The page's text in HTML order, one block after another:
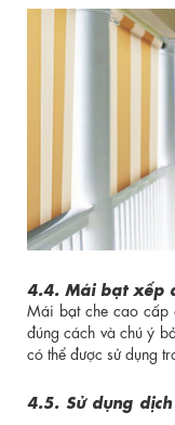
4.4. Mái bạt xếp
Mái bạt che cao cấp
đúng cách và chú ý
có thể được sử dụng
4.5. Sử dụng